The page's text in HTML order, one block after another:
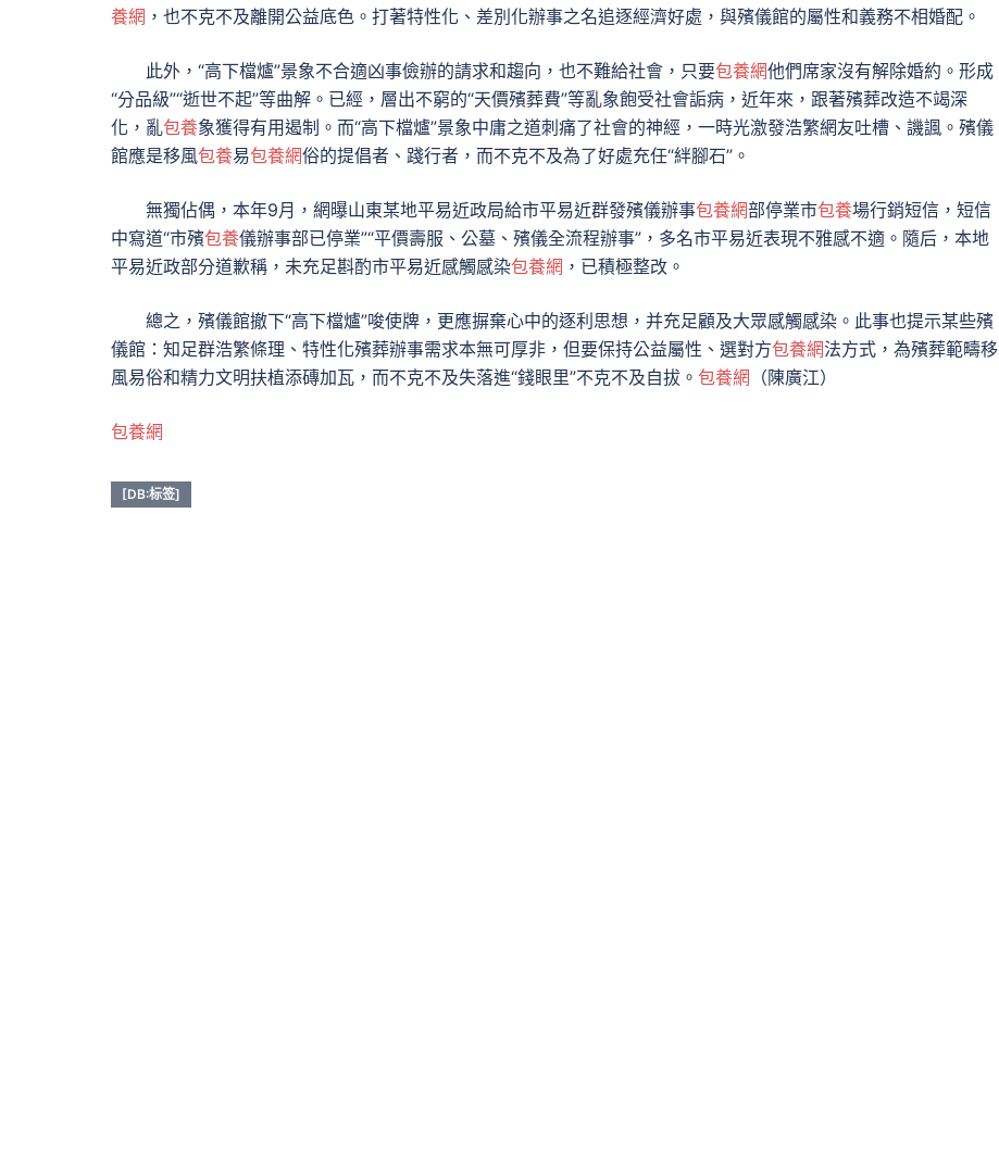
養網 ，也不克不及離開公益底色。打著特性化、差別化辦事之名追逐經濟好處，與殯儀館的屬性和義務不相婚配。
此外，“高下檔爐”景象不合適凶事儉辦的請求和趨向，也不難給社會，只要包養網他們席家沒有解除婚約。形成
“分品級”“逝世不起”等曲解。已經，層出不窮的“天價殯葬費”等亂象飽受社會詬病，近年來，跟著殯葬改造不竭深
化，亂包養象獲得有用遏制。而“高下檔爐”景象中庸之道刺痛了社會的神經，一時光激發浩繁網友吐槽、譏諷。殯儀
館應是移風包養易包養網俗的提倡者、踐行者，而不克不及為了好處充任“絆腳石”。
無獨佔偶，本年9月，網曝山東某地平易近政局給市平易近群發殯儀辦事包養網部停業市包養場行銷短信，短信
中寫道“市殯包養儀辦事部已停業”“平價壽服、公墓、殯儀全流程辦事”，多名市平易近表現不雅感不適。隨后，本地
平易近政部分道歉稱，未充足斟酌市平易近感觸感染包養網 ，已積極整改。
總之，殯儀館撤下“高下檔爐”唆使牌，更應摒棄心中的逐利思想，并充足顧及大眾感觸感染。此事也提示某些殯
儀館：知足群浩繁條理、特性化殯葬辦事需求本無可厚非，但要保持公益屬性、選對方包養網法方式，為殯葬範疇移
風易俗和精力文明扶植添磚加瓦，而不克不及失落進“錢眼里”不克不及自拔。 包養網 （陳廣江）
包養網
[DB:标签]